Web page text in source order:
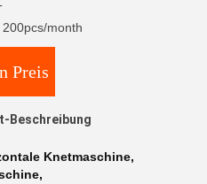
month
Preis
Beschreibung
Knetmaschine,
,